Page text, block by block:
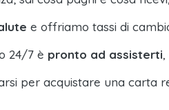
e offriamo tassi di
24/7 è pronto ad assisterti,
per acquistare una carta